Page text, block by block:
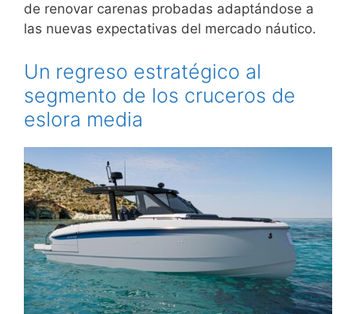
de renovar carenas probadas adaptándose a
las nuevas expectativas del mercado náutico.
Un regreso estratégico al
segmento de los cruceros de
eslora media